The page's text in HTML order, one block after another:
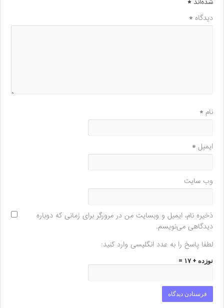
دیدگاه*
نام*
ایمیل*
وب‌ سایت
ذخیره نام، ایمیل و وبسایت من در مرورگر برای زمانی که دوباره
دیدگاهی می‌نویسم.
لطفا پاسخ را به عدد انگلیسی وارد کنید:
نوزده + ۱۷ =